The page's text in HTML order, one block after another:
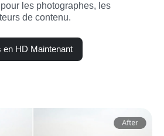
les photographes, les
de contenu.
en HD Maintenant